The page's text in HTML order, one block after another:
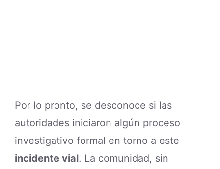
Por lo pronto, se desconoce si las
autoridades iniciaron algún proceso
investigativo formal en torno a este
incidente vial. La comunidad, sin